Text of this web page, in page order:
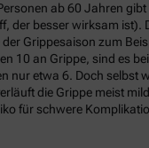
ab 60 Jahren gibt
der besser wirksam ist).
Grippesaison zum
10 an Grippe, sind es
nur etwa 6. Doch selbst
die Grippe meist
für schwere